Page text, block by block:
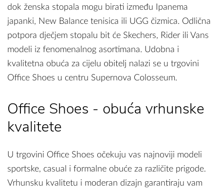
dok ženska stopala mogu birati između Ipanema
japanki, New Balance tenisica ili UGG čizmica. Odlična
potpora dječjem stopalu bit će Skechers, Rider ili Vans
modeli iz fenomenalnog asortimana. Udobna i
kvalitetna obuća za cijelu obitelj nalazi se u trgovini
Office Shoes u centru Supernova Colosseum.
Office Shoes - obuća vrhunske
kvalitete
U trgovini Office Shoes očekuju vas najnoviji modeli
sportske, casual i formalne obuće za različite prigode.
Vrhunsku kvalitetu i moderan dizajn garantiraju vam